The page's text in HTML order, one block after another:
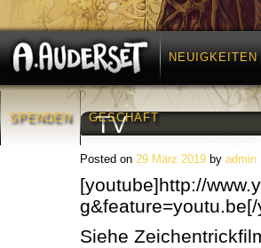
NEUIGKEITEN
SPENDEN GESCHÄFT
TV
Posted on 29 März 2019 by admin
[youtube]http://
Siehe